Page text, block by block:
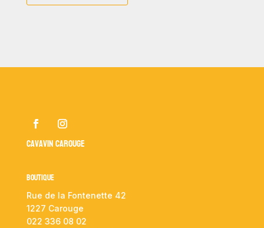
Cavavin Carouge
Boutique
Rue de la Fontenette 42
1227 Carouge
022 336 08 02